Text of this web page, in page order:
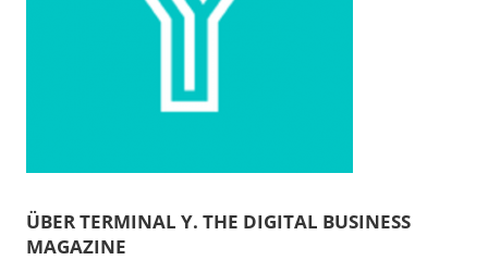
ÜBER TERMINAL Y. THE DIGITAL BUSINESS
MAGAZINE